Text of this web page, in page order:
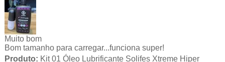
Muito bom
Bom tamanho para carregar...funciona super!
Produto: Kit 01 Óleo Lubrificante Solifes Xtreme Hiper